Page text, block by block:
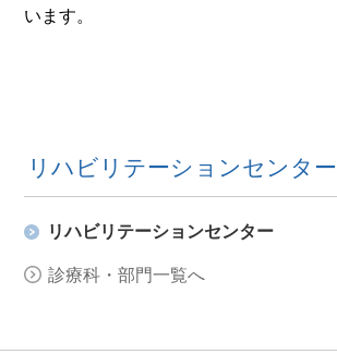
います。
リハビリテーションセンター
リハビリテーションセンター
診療科・部門一覧へ